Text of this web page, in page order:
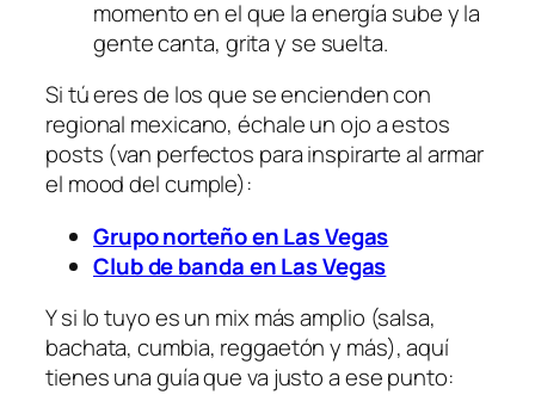
momento en el que la energía sube y la
gente canta, grita y se suelta.
Si tú eres de los que se encienden con
regional mexicano, échale un ojo a estos
posts (van perfectos para inspirarte al armar
el mood del cumple):
Grupo norteño en Las Vegas
Club de banda en Las Vegas
Y si lo tuyo es un mix más amplio (salsa,
bachata, cumbia, reggaetón y más), aquí
tienes una guía que va justo a ese punto: